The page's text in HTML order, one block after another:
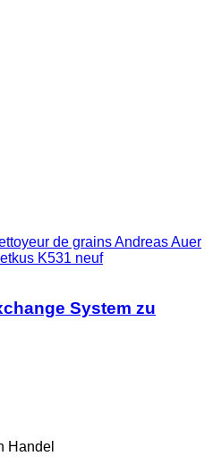
de grains Andreas Auer
K531 neuf
System zu
Handel